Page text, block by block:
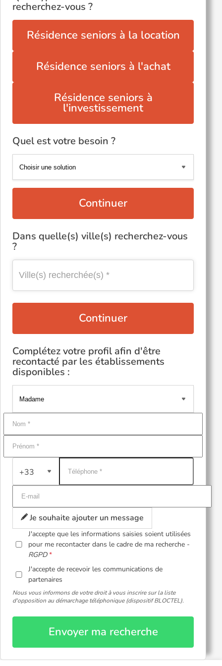
recherchez-vous ?
Résidence seniors à la location
Résidence seniors à l'achat
Résidence seniors à
l'investissement
Quel est votre besoin ?
Continuer
Dans quelle(s) ville(s) recherchez-vous
?
Continuer
Complétez votre profil afin d'être
recontacté par les établissements
disponibles :
+33
Je souhaite ajouter un message
J'accepte que les informations saisies soient utilisées
pour me recontacter dans le cadre de ma recherche -
RGPD
J'accepte de recevoir les communications de
partenaires
Nous vous informons de votre droit à vous inscrire sur la liste
d'opposition au démarchage téléphonique (dispositif BLOCTEL).
Envoyer ma recherche